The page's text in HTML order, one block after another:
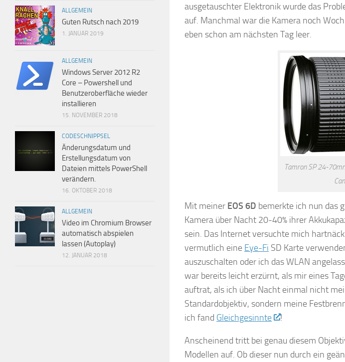
ausgetauschter Elektronik wurde das
auf. Manchmal war die Kamera noch
eben schon am nächsten Tag leer.
Tamron SP 24-
Mit meiner EOS 6D bemerkte ich nun das
Kamera über Nacht 20-40% ihrer
sein. Das Internet versuchte mich
vermutlich eine Eye-Fi SD Karte
auszuschalten oder ich das WLAN
war bereits leicht erzürnt, als mir eines
auftrat, als ich über Nacht einmal nicht
Standardobjektiv, sondern meine
ich fand Gleichgesinnte !
Anscheinend tritt bei genau diesem
Modellen auf. Ob dieser nun durch ein
ALLGEMEIN
Guten Rutsch nach 2019
1. JANUAR 2019
ALLGEMEIN
Windows Server 2012 R2
Core – Powershell und
Benutzeroberfläche wieder
installieren
15. NOVEMBER 2018
CODESCHNIPPSEL
Änderungsdatum und
Erstellungsdatum von
Dateien mittels PowerShell
verändern.
16. OKTOBER 2018
ALLGEMEIN
Video im Chromium Browser
automatisch abspielen
lassen (Autoplay)
12. JANUAR 2018